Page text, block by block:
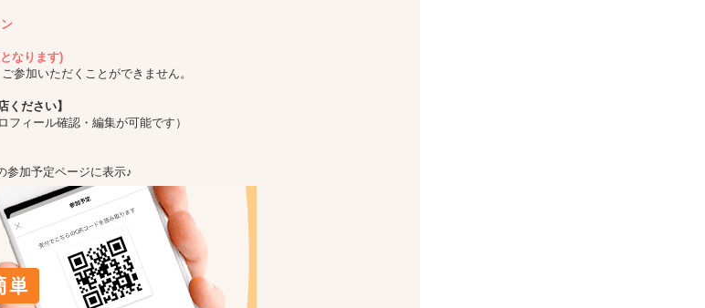
なります)
加いただくことができません。
ください】
ィール確認・編集が可能です）
参加予定ページに表示♪